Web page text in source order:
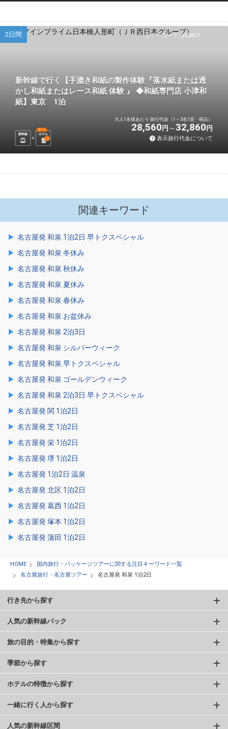
ツアーコード Q02AEY
2日間
新幹線で行く【手漉き和紙の製作体験『落水紙または透
かし和紙またはレース和紙 体験 』 ◆和紙専門店 小津和
紙】東京 1泊
新幹線 ホテル
選べる
1 泊
大人1名様あたり 旅行代金（1～3名1室・税込）
28,560 円 32,860 円
表示旅行代金について
関連キーワード
名古屋発 和泉 1泊2日 早トクスペシャル
名古屋発 和泉 冬休み
名古屋発 和泉 秋休み
名古屋発 和泉 夏休み
名古屋発 和泉 春休み
名古屋発 和泉 お盆休み
名古屋発 和泉 2泊3日
名古屋発 和泉 シルバーウィーク
名古屋発 和泉 早トクスペシャル
名古屋発 和泉 ゴールデンウィーク
名古屋発 和泉 2泊3日 早トクスペシャル
名古屋発 関 1泊2日
名古屋発 芝 1泊2日
名古屋発 栄 1泊2日
名古屋発 堺 1泊2日
名古屋発 1泊2日 温泉
名古屋発 北区 1泊2日
名古屋発 葛西 1泊2日
名古屋発 塚本 1泊2日
名古屋発 蒲田 1泊2日
HOME
国内旅行・パッケージツアーに関する注目キーワード一覧
名古屋旅行・名古屋ツアー
名古屋発 和泉 1泊2日
行き先から探す
人気の新幹線パック
旅の目的・特集から探す
季節から探す
ホテルの特徴から探す
一緒に行く人から探す
人気の新幹線区間